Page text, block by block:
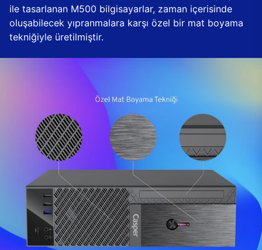
ile tasarlanan M500 bilgisayarlar, zaman içerisinde
oluşabilecek yıpranmalara karşı özel bir mat boyama
tekniğiyle üretilmiştir.